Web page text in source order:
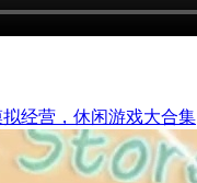
经营，休闲游戏大合集